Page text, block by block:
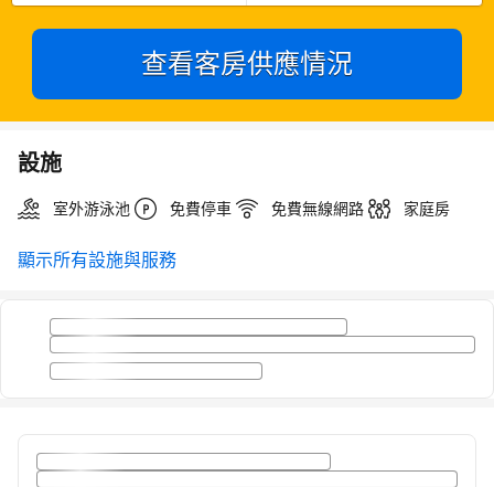
查看客房供應情況
設施
室外游泳池 免費停車 免費無線網路 家庭房
顯示所有設施與服務